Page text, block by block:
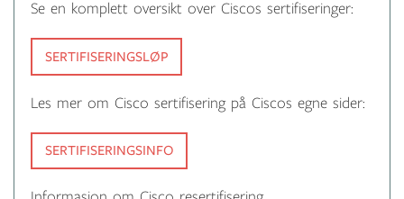
Se en komplett oversikt over Ciscos sertifiseringer:
SERTIFISERINGSLØP
Les mer om Cisco sertifisering på Ciscos egne sider:
SERTIFISERINGSINFO